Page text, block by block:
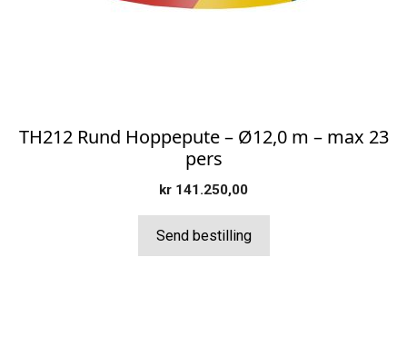
TH212 Rund Hoppepute – Ø12,0 m – max 23
pers
kr 141.250,00
Send bestilling